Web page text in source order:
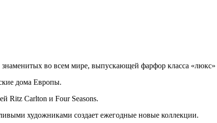
во всем мире, выпускающей фарфор класса
дома Европы.
Ritz Carlton и Four Seasons.
художниками создает ежегодные новые коллекции.